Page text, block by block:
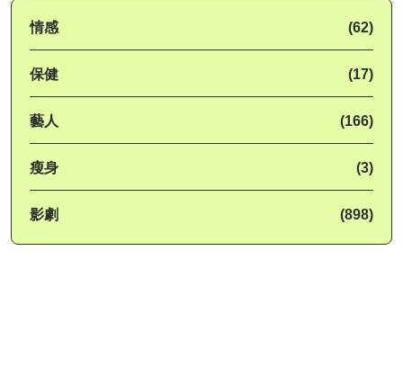
情感 (62)
保健 (17)
藝人 (166)
瘦身 (3)
影劇 (898)